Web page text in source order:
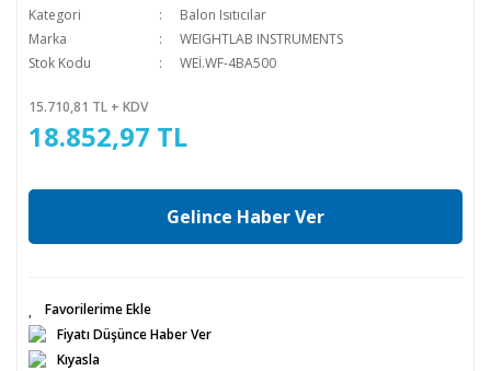
Kategori
Balon Isıtıcılar
Marka
WEIGHTLAB INSTRUMENTS
Stok Kodu
WEİ.WF-4BA500
15.710,81 TL + KDV
18.852,97 TL
Gelince Haber Ver
Fiyatı Düşünce Haber Ver
Kıyasla